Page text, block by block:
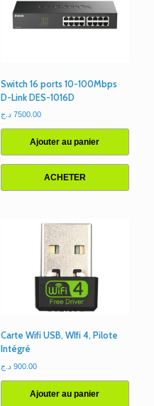
Switch 16 ports 10-100Mbps
D-Link DES-1016D
7500.00 د.ج
Ajouter au panier
ACHETER
Carte Wifi USB, WIfi 4, Pilote
Intégré
900.00 د.ج
Ajouter au panier